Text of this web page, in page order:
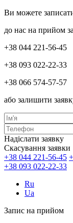
Ви можете
до нас на прийом
+38 044 221-56-45
+38 093 022-22-33
+38 066 574-57-57
або залишити
Надіслати заявку
Скасування заявки
+38 044 221-56-45
+38 093 022-22-33
Ru
Ua
Запис на прийом